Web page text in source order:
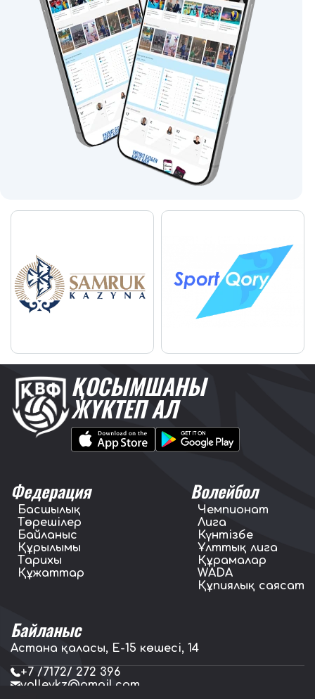
ҚОСЫМШАНЫ
ЖҮКТЕП АЛ
Федерация
Басшылық
Төрешілер
Байланыс
Құрылымы
Тарихы
Құжаттар
Волейбол
Чемпионат
Лига
Күнтізбе
Ұлттық лига
Құрамалар
WADA
Құпиялық саясат
Байланыс
Астана қаласы, E-15 көшесі, 14
+7 /7172/ 272 396
volleykz@gmail.com